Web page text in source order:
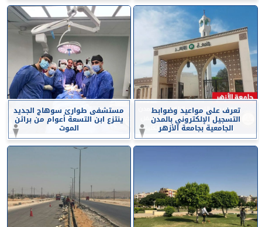
تعرف على مواعيد وضوابط
التسجيل الإلكتروني بالمدن
الجامعية بجامعة الأزهر
مستشفى طوارئ سوهاج الجديد
ينتزع ابن التسعة أعوام من براثن
الموت